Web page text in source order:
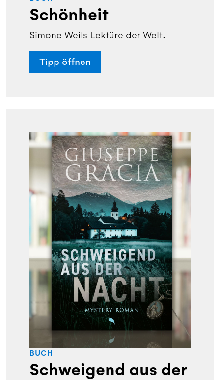
Schönheit
Simone Weils Lektüre der Welt.
Tipp öffnen
BUCH
Schweigend aus der